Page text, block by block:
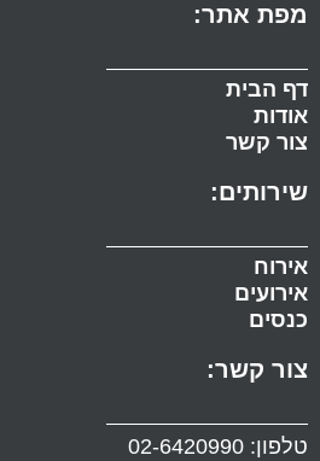
מפת אתר:
דף הבית
אודות
צור קשר
שירותים:
אירוח
אירועים
כנסים
צור קשר:
טלפון: 02-6420990